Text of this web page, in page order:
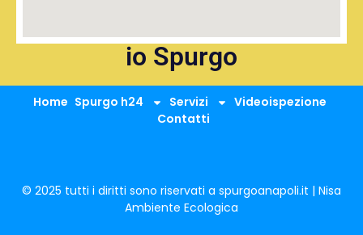
io Spurgo
Home Spurgo h24 Servizi
Videoispezione
Contatti
© 2025 tutti i diritti sono riservati a spurgoanapoli.it | Nisa
Ambiente Ecologica